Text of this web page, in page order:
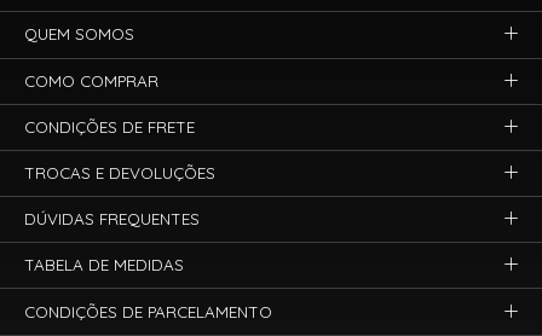
QUEM SOMOS
COMO COMPRAR
CONDIÇÕES DE FRETE
TROCAS E DEVOLUÇÕES
DÚVIDAS FREQUENTES
TABELA DE MEDIDAS
CONDIÇÕES DE PARCELAMENTO